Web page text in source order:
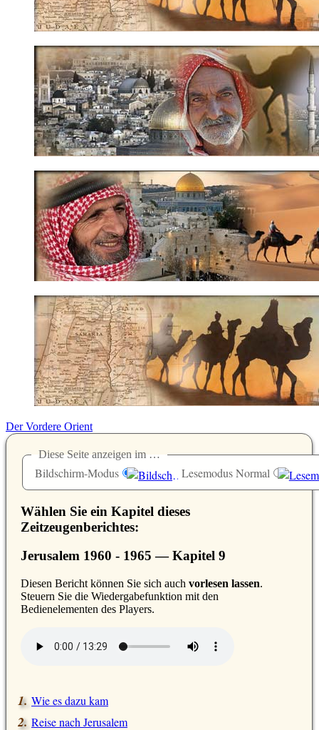
Der Vordere Orient
Diese Seite anzeigen im …
Bildschirm-Modus Lesemodus Normal
Wählen Sie ein Kapitel dieses
Zeitzeugenberichtes:
Jerusalem 1960 - 1965 — Kapitel 9
Diesen Bericht können Sie sich auch vorlesen lassen.
Steuern Sie die Wiedergabefunktion mit den
Bedienelementen des Players.
Wie es dazu kam
Reise nach Jerusalem